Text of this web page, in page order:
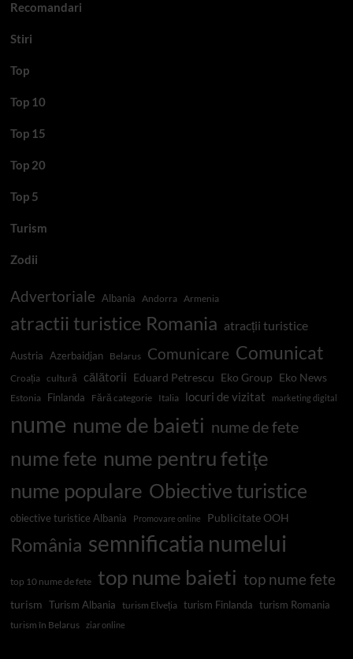
Recomandari
Stiri
Top
Top 10
Top 15
Top 20
Top 5
Turism
Zodii
Advertoriale Albania Andorra Armenia
atractii turistice Romania atracții turistice
Austria Azerbaidjan Belarus Comunicare Comunicat
Croația cultură călătorii Eduard Petrescu Eko Group Eko News
Estonia Finlanda Fără categorie Italia locuri de vizitat marketing digital
nume nume de baieti nume de fete
nume fete nume pentru fetițe
nume populare Obiective turistice
obiective turistice Albania Promovare online Publicitate OOH
România semnificatia numelui
top 10 nume de fete top nume baieti top nume fete
turism Turism Albania turism Elveția turism Finlanda turism Romania
turism în Belarus ziar online